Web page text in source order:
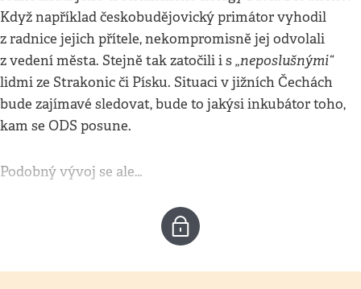
Když například českobudějovický primátor vyhodil
z radnice jejich přítele, nekompromisně jej odvolali
z vedení města. Stejně tak zatočili i s„neposlušnými“
lidmi ze Strakonic či Písku. Situaci v jižních Čechách
bude zajímavé sledovat, bude to jakýsi inkubátor toho,
kam se ODS posune.
Podobný vývoj se ale…